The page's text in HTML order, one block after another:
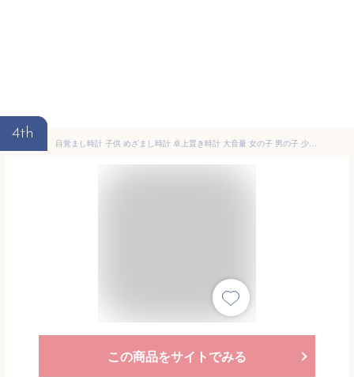
4th
目覚まし時計 子供 めざまし時計 卓上置き時計 大音量 女の子 男の子 少女 電池式時計 明かり 光 ベル アナログ 針時計 卓上時計 こども プレゼント 卓上時計 かわいい ウサギ ピンク 新生活応援
この商品をサイトでみる